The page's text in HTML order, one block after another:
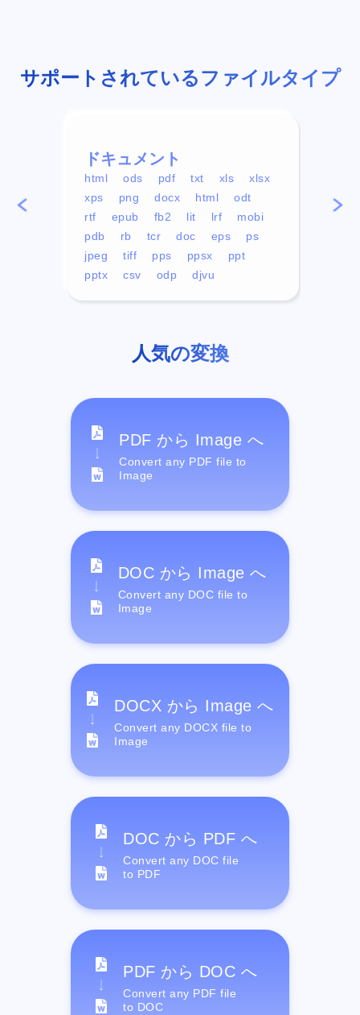
サポートされているファイルタイプ
ドキュメント
html ods pdf txt xls
xlsx
xps
png docx html
odt
rtf
epub fb2 lit lrf
mobi
pdb
rb tcr doc eps
ps
jpeg
tiff pps ppsx
ppt
pptx
csv odp djvu
mp4
人気の変換
PDF から Image へ
Convert any PDF file to
Image
DOC から Image へ
Convert any DOC file to
Image
DOCX から Image へ
Convert any DOCX file to
Image
DOC から PDF へ
Convert any DOC file
to PDF
PDF から DOC へ
Convert any PDF file
to DOC